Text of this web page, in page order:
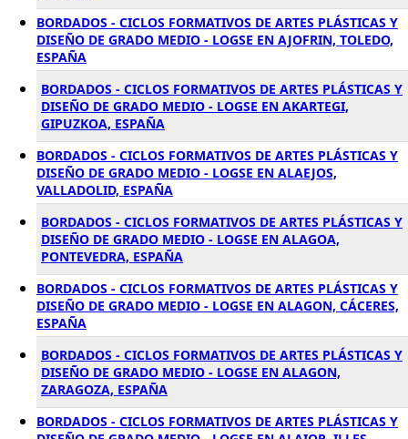
BORDADOS - CICLOS FORMATIVOS DE ARTES PLÁSTICAS Y
DISEÑO DE GRADO MEDIO - LOGSE EN AJOFRIN, TOLEDO,
ESPAÑA
BORDADOS - CICLOS FORMATIVOS DE ARTES PLÁSTICAS Y
DISEÑO DE GRADO MEDIO - LOGSE EN AKARTEGI,
GIPUZKOA, ESPAÑA
BORDADOS - CICLOS FORMATIVOS DE ARTES PLÁSTICAS Y
DISEÑO DE GRADO MEDIO - LOGSE EN ALAEJOS,
VALLADOLID, ESPAÑA
BORDADOS - CICLOS FORMATIVOS DE ARTES PLÁSTICAS Y
DISEÑO DE GRADO MEDIO - LOGSE EN ALAGOA,
PONTEVEDRA, ESPAÑA
BORDADOS - CICLOS FORMATIVOS DE ARTES PLÁSTICAS Y
DISEÑO DE GRADO MEDIO - LOGSE EN ALAGON, CÁCERES,
ESPAÑA
BORDADOS - CICLOS FORMATIVOS DE ARTES PLÁSTICAS Y
DISEÑO DE GRADO MEDIO - LOGSE EN ALAGON,
ZARAGOZA, ESPAÑA
BORDADOS - CICLOS FORMATIVOS DE ARTES PLÁSTICAS Y